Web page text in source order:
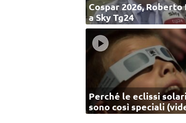
Cospar 2026, Roberto
a Sky Tg24
Perché le eclissi
sono così speciali